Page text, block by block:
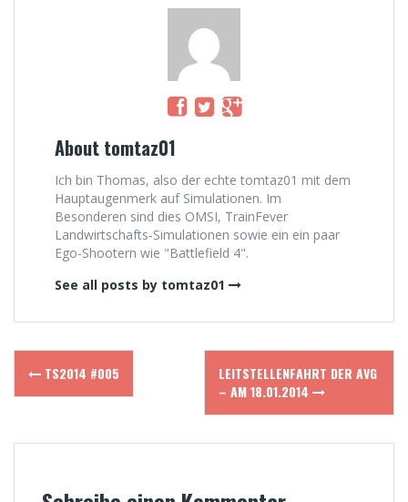
About tomtaz01
Ich bin Thomas, also der echte tomtaz01 mit dem
Hauptaugenmerk auf Simulationen. Im
Besonderen sind dies OMSI, TrainFever
Landwirtschafts-Simulationen sowie ein ein paar
Ego-Shootern wie "Battlefield 4".
See all posts by tomtaz01
Post
navigation
TS2014 #005
LEITSTELLENFAHRT DER AVG
– AM 18.01.2014